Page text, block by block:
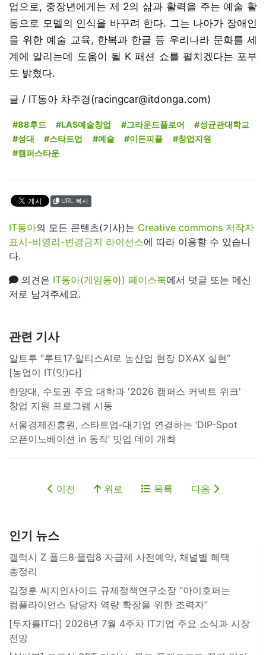
업으로, 중장년에게는 제 2의 삶과 활력을 주는 예술 활
동으로 모델의 인식을 바꾸려 한다. 그는 나아가 장애인
을 위한 예술 교육, 한복과 한글 등 우리나라 문화를 세
계에 알리는데 도움이 될 K 패션 쇼를 펼치겠다는 포부
도 밝혔다.
글 / IT동아 차주경(racingcar@itdonga.com)
#88후드 #LAS예술창업 #그라운드플로어
#성균관대학교
#성대
#스타트업 #예술 #이든피플
#창업지원
#캠퍼스타운
URL 복사
IT동아의 모든 콘텐츠(기사)는 Creative commons 저작자
표시-비영리-변경금지 라이선스에 따라 이용할 수 있습니
다.
의견은 IT동아(게임동아) 페이스북에서 덧글 또는 메신
저로 남겨주세요.
관련 기사
알트투 “루트17·알티스AI로 농산업 현장 DX·AX 실현”
[농업이 IT(잇)다]
한양대, 수도권 주요 대학과 '2026 캠퍼스 커넥트 위크'
창업 지원 프로그램 시동
서울경제진흥원, 스타트업-대기업 연결하는 ‘DIP-Spot
오픈이노베이션 in 동작’ 밋업 데이 개최
이전 위로 목록 다음
인기 뉴스
갤럭시 Z 폴드8·플립8 자급제 사전예약, 채널별 혜택
총정리
김정훈 씨지인사이드 규제정책연구소장 “아이호퍼는
컴플라이언스 담당자 역량 확장을 위한 조력자”
[투자를IT다] 2026년 7월 4주차 IT기업 주요 소식과 시장
전망